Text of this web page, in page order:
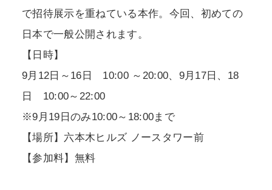
で招待展示を重ねている本作。今回、初めての
日本で一般公開されます。
【日時】
9月12日～16日 10:00 ～20:00、9月17日、18
日 10:00～22:00
※9月19日のみ10:00～18:00まで
【場所】六本木ヒルズ ノースタワー前
【参加料】無料